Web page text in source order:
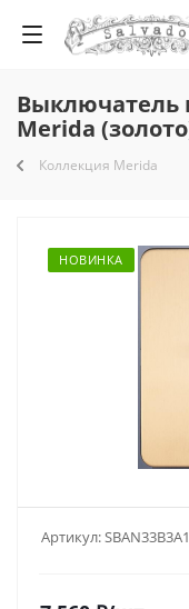
Выключатель
Merida
Коллекция Merida
НОВИНКА
Артикул:SBAN33B3A1